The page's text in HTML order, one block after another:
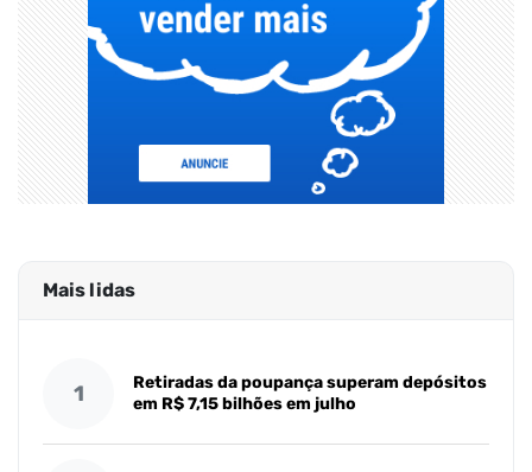
Mais lidas
1
Retiradas da poupança superam depósitos
em R$ 7,15 bilhões em julho